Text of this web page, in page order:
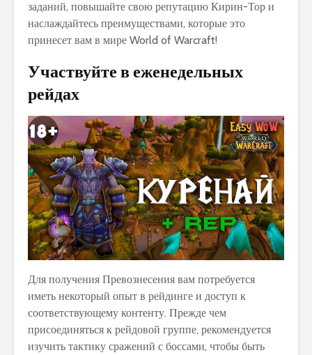
заданий, повышайте свою репутацию Кирин-Тор и
наслаждайтесь преимуществами, которые это
принесет вам в мире World of Warcraft!
Участвуйте в еженедельных
рейдах
Для получения Превознесения вам потребуется
иметь некоторый опыт в рейдинге и доступ к
соответствующему контенту. Прежде чем
присоединяться к рейдовой группе, рекомендуется
изучить тактику сражений с боссами, чтобы быть